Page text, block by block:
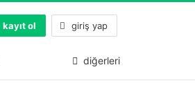
kayıt ol giriş yap
diğerleri